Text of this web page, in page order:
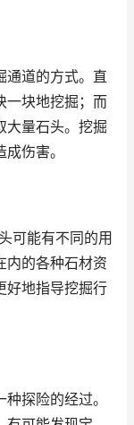
通道的方式。直
一块地挖掘；而
大量石头。挖掘
伤害。
可能有不同的用
内的各种石材资
好地指导挖掘行
探险的经过。